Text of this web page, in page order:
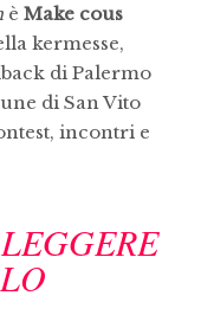
è Make cous
kermesse,
di Palermo
di San Vito
incontri e